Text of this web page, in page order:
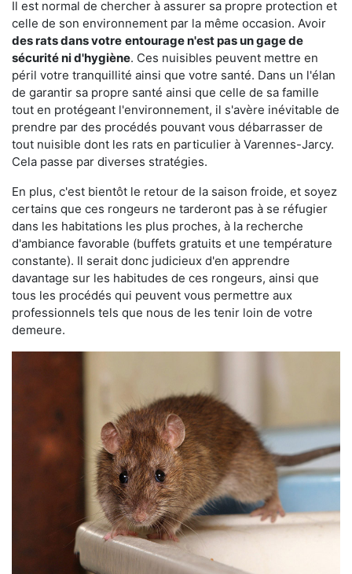
Il est normal de chercher à assurer sa propre protection et
celle de son environnement par la même occasion. Avoir
des rats dans votre entourage n'est pas un gage de
sécurité ni d'hygiène. Ces nuisibles peuvent mettre en
péril votre tranquillité ainsi que votre santé. Dans un l'élan
de garantir sa propre santé ainsi que celle de sa famille
tout en protégeant l'environnement, il s'avère inévitable de
prendre par des procédés pouvant vous débarrasser de
tout nuisible dont les rats en particulier à Varennes-Jarcy.
Cela passe par diverses stratégies.
En plus, c'est bientôt le retour de la saison froide, et soyez
certains que ces rongeurs ne tarderont pas à se réfugier
dans les habitations les plus proches, à la recherche
d'ambiance favorable (buffets gratuits et une température
constante). Il serait donc judicieux d'en apprendre
davantage sur les habitudes de ces rongeurs, ainsi que
tous les procédés qui peuvent vous permettre aux
professionnels tels que nous de les tenir loin de votre
demeure.